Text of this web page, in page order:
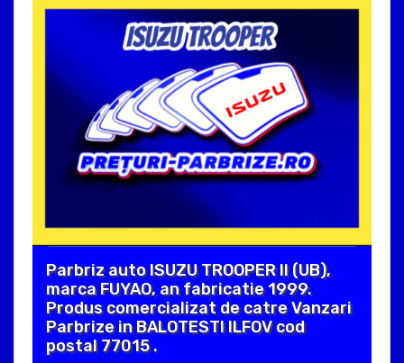
Parbriz auto ISUZU TROOPER II (UB),
marca FUYAO, an fabricatie 1999.
Produs comercializat de catre Vanzari
Parbrize in BALOTESTI ILFOV cod
postal 77015 .